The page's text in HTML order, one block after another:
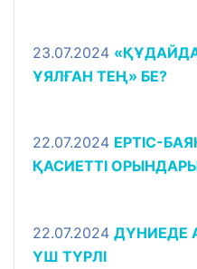
23.07.2024
ҰЯЛҒАН ТЕҢ» БЕ?
22.07.2024 ЕРТІС-
ҚАСИЕТТІ
22.07.2024 ДҮНИЕДЕ
ҮШ ТҮРЛІ